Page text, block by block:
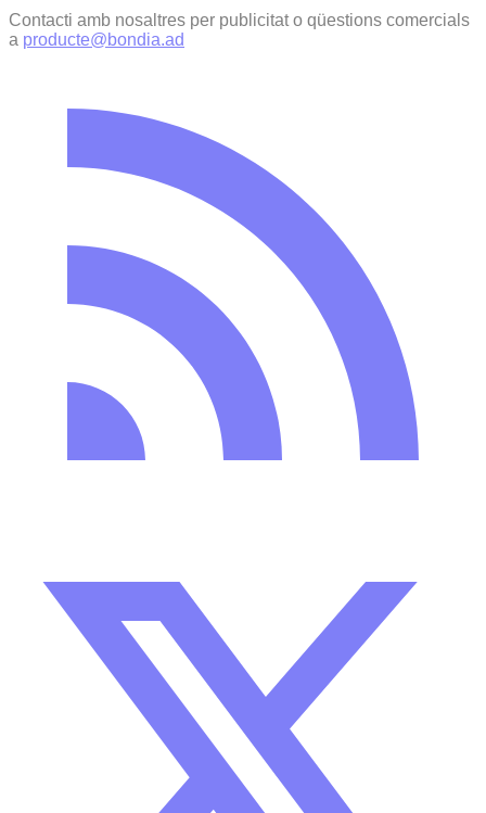
Contacti amb nosaltres per publicitat o qüestions comercials
a producte@bondia.ad